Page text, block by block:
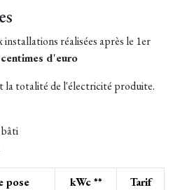
réalisées après le 1er
d'euro
la totalité de l'électricité produite.
pose kWc **
Tarif